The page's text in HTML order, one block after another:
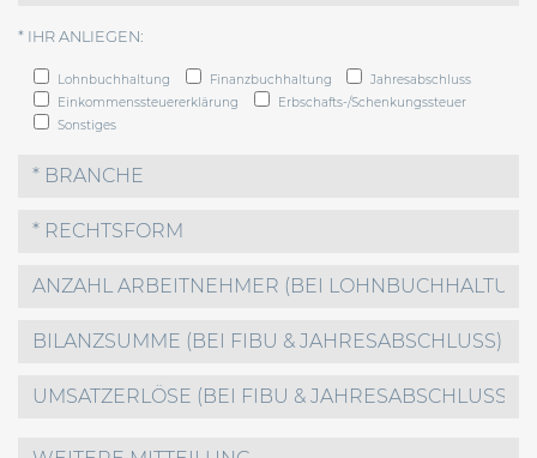
* IHR ANLIEGEN:
Lohnbuchhaltung Finanzbuchhaltung
Jahresabschluss
Einkommenssteuererklärung
Erbschafts-/Schenkungssteuer
Sonstiges